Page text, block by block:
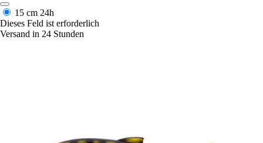
15 cm 24h
Dieses Feld ist erforderlich
Versand in 24 Stunden